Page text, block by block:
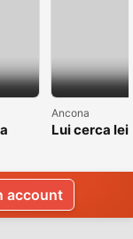
Ancona
Lui cerca lei
account